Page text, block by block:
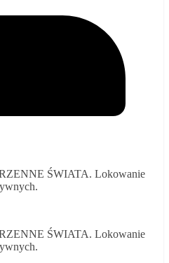
ŚWIATA. Lokowanie
ŚWIATA. Lokowanie